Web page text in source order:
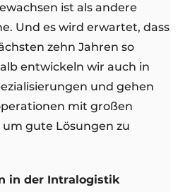
ist als andere
Und es wird erwartet, dass
zehn Jahren so
entwickeln wir auch in
und gehen
mit großen
gute Lösungen zu
in der Intralogistik